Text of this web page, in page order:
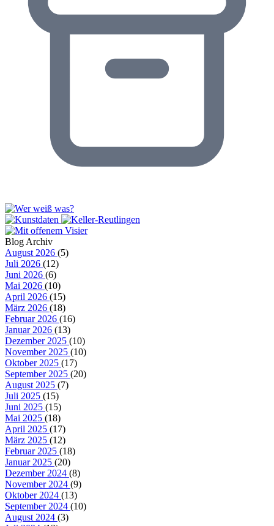
Blog Archiv
August 2026 (5)
Juli 2026 (12)
Juni 2026 (6)
Mai 2026 (10)
April 2026 (15)
März 2026 (18)
Februar 2026 (16)
Januar 2026 (13)
Dezember 2025 (10)
November 2025 (10)
Oktober 2025 (17)
September 2025 (20)
August 2025 (7)
Juli 2025 (15)
Juni 2025 (15)
Mai 2025 (18)
April 2025 (17)
März 2025 (12)
Februar 2025 (18)
Januar 2025 (20)
Dezember 2024 (8)
November 2024 (9)
Oktober 2024 (13)
September 2024 (10)
August 2024 (3)